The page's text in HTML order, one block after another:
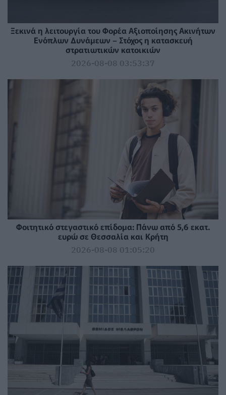
Ξεκινά η λειτουργία του Φορέα Αξιοποίησης Ακινήτων
Ενόπλων Δυνάμεων – Στόχος η κατασκευή
στρατιωτικών κατοικιών
2026-08-08 03:53:37
Φοιτητικό στεγαστικό επίδομα: Πάνω από 5,6 εκατ.
ευρώ σε Θεσσαλία και Κρήτη
2026-08-08 01:05:20